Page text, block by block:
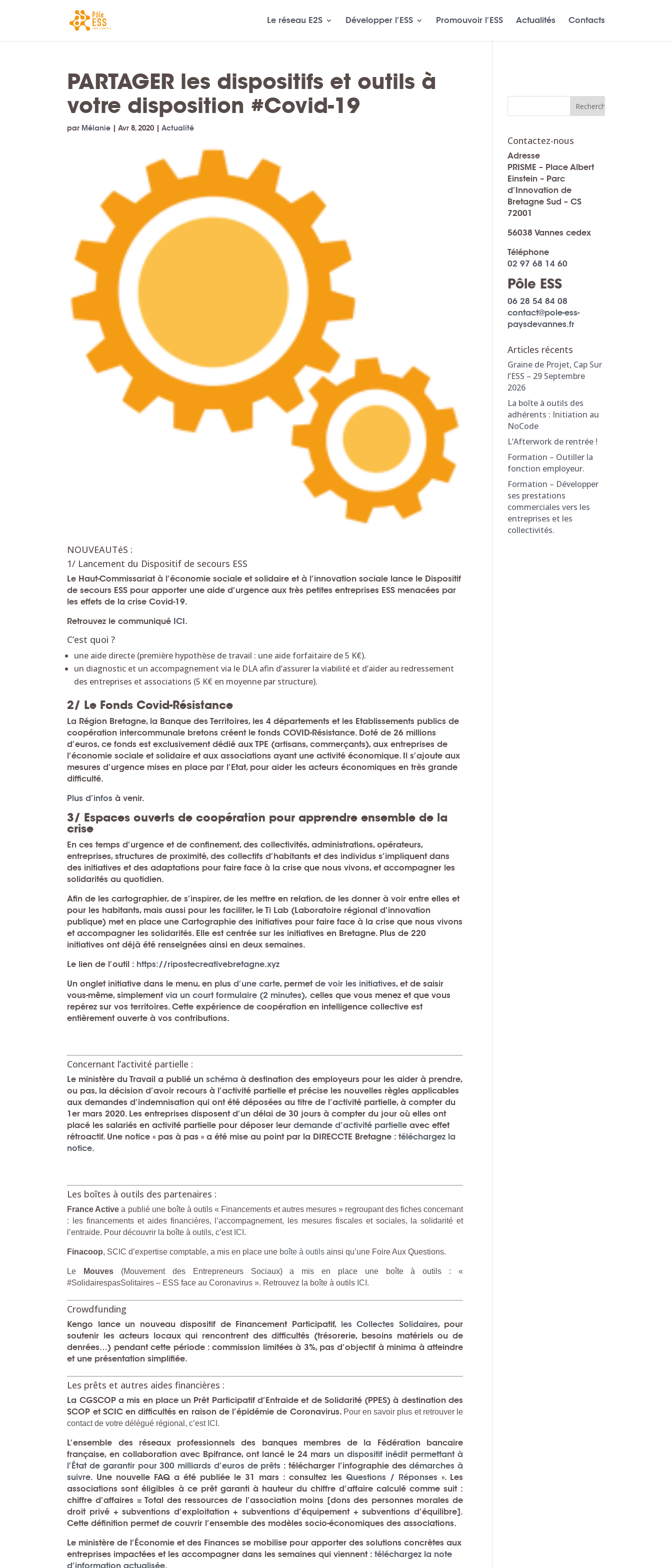
Le réseau E2S Développer l’ESS Promouvoir l’ESS Actualités Contacts
PARTAGER les dispositifs et outils à
votre disposition #Covid-19
par Mélanie |Avr 8, 2020 |Actualité
NOUVEAUTéS :
1/ Lancement du Dispositif de secours ESS
Le Haut-Commissariat à l’économie sociale et solidaire et à l’innovation sociale lance le Dispositif
de secours ESS pour apporter une aide d’urgence aux très petites entreprises ESS menacées par
les effets de la crise Covid-19.
Retrouvez le communiqué ICI.
C’est quoi ?
une aide directe (première hypothèse de travail : une aide forfaitaire de 5 K€).
un diagnostic et un accompagnement via le DLA afin d’assurer la viabilité et d’aider au redressement
des entreprises et associations (5 K€ en moyenne par structure).
2/ Le Fonds Covid-Résistance
La Région Bretagne, la Banque des Territoires, les 4 départements et les Etablissements publics de
coopération intercommunale bretons créent le fonds COVID-Résistance. Doté de 26 millions
d’euros, ce fonds est exclusivement dédié aux TPE (artisans, commerçants), aux entreprises de
l’économie sociale et solidaire et aux associations ayant une activité économique. Il s’ajoute aux
mesures d’urgence mises en place par l’Etat, pour aider les acteurs économiques en très grande
difficulté.
Plus d’infos à venir.
3/ Espaces ouverts de coopération pour apprendre ensemble de la
crise
En ces temps d’urgence et de confinement, des collectivités, administrations, opérateurs,
entreprises, structures de proximité, des collectifs d’habitants et des individus s’impliquent dans
des initiatives et des adaptations pour faire face à la crise que nous vivons, et accompagner les
solidarités au quotidien.
Afin de lescartographier, de s’inspirer, de les mettre en relation, de les donner à voir entre elles et
pour les habitants, mais aussi pour les faciliter, le Ti Lab (Laboratoire régional d’innovation
publique) met en place une Cartographie des initiatives pour faire face à la crise que nous vivons
et accompagner les solidarités. Elle est centrée sur les initiatives en Bretagne. Plus de 220
initiatives ont déjà été renseignées ainsi en deux semaines.
Le lien de l’outil : https://ripostecreativebretagne.xyz
Un onglet initiative dans le menu, en plusd’une carte, permetde voir les initiatives, et de saisir
vous-même, simplementvia un court formulaire (2 minutes), celles que vous menez et que vous
repérez sur vos territoires.Cette expérience de coopération en intelligence collective est
entièrement ouverte à vos contributions.
Concernant l’activité partielle :
Le ministère du Travail a publié unschéma à destination des employeurs pour les aider à prendre,
ou pas, la décision d’avoir recours à l’activité partielle et précise les nouvelles règles applicables
aux demandes d’indemnisation qui ont été déposées au titre de l’activité partielle, à compter du
1er mars 2020. Les entreprises disposent d’un délai de 30 jours à compter du jour où elles ont
placé les salariés en activité partielle pour déposer leurdemanded’activité partielle avec effet
rétroactif. Une notice « pas à pas » a été mise au point par la DIRECCTE Bretagne :téléchargez la
notice.
Les boîtes à outils des partenaires :
France Active a publié une boîte à outils « Financements et autres mesures » regroupant des fiches concernant
: les financements et aides financières, l’accompagnement, les mesures fiscales et sociales, la solidarité et
l’entraide. Pour découvrir la boîte à outils, c’est ICI .
Finacoop, SCIC d’expertise comptable, a mis en place une boîte à outils ainsi qu’une Foire Aux Questions.
Le Mouves (Mouvement des Entrepreneurs Sociaux) a mis en place une boîte à outils : «
#SolidairespasSolitaires – ESS face au Coronavirus ». Retrouvez la boîte à outils ICI .
Crowdfunding
Kengo lance un nouveau dispositif de Financement Participatif, les Collectes Solidaires, pour
soutenir les acteurs locaux qui rencontrent des difficultés (trésorerie, besoins matériels ou de
denrées…) pendant cette période :commission limitées à 3%, pas d’objectif à minima à atteindre
et une présentation simplifiée.
Les prêts et autres aides financières :
La CGSCOPa mis en place un Prêt Participatif d’Entraide et de Solidarité (PPES) à destination des
SCOP et SCIC en difficultés en raison de l’épidémie de Coronavirus. Pour en savoir plus et retrouver le
contact de votre délégué régional, c’est ICI .
L’ensemble des réseaux professionnels des banques membres de la Fédération bancaire
française, en collaboration avec Bpifrance, ont lancé le 24 mars un dispositif inédit permettant à
l’État de garantir pour 300 milliards d’euros de prêts : télécharger l’infographie desdémarches à
suivre. Une nouvelle FAQ a été publiée le 31 mars : consultez les Questions / Réponses ». Les
associations sont éligibles à ce prêtgaranti à hauteur du chiffre d’affaire calculé comme suit :
chiffre d’affaires = Total des ressources de l’association moins [dons des personnes morales de
droit privé + subventions d’exploitation + subventions d’équipement + subventions d’équilibre].
Cette définition permet de couvrir l’ensemble des modèles socio-économiques des associations.
Le ministère de l’Économie et des Finances se mobilise pour apporter des solutions concrètes aux
entreprises impactées et les accompagner dans les semaines qui viennent :téléchargez la note
d’information actualisée.
Contactez-nous
Adresse
PRISME – Place Albert
Einstein – Parc
d’Innovation de
Bretagne Sud – CS
72001
56038 Vannes cedex
Téléphone
02 97 68 14 60
Pôle ESS
06 28 54 84 08
contact@pole-ess-
paysdevannes.fr
Articles récents
Graine de Projet, Cap Sur
l’ESS – 29 Septembre
2026
La boîte à outils des
adhérents : Initiation au
NoCode
L’Afterwork de rentrée !
Formation – Outiller la
fonction employeur.
Formation – Développer
ses prestations
commerciales vers les
entreprises et les
collectivités.